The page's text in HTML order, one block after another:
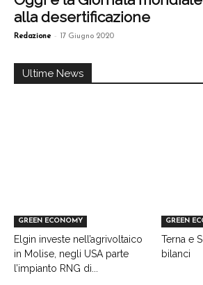
alla desertificazione
Redazione - 17 Giugno 2020
Ultime News
GREEN ECONOMY
Elgin investe nell’agrivoltaico
in Molise, negli USA parte
l’impianto RNG di...
GREEN
Terna e
bilanci